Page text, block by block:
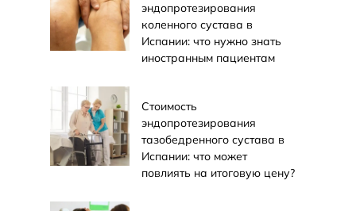
эндопротезирования
коленного сустава в
Испании: что нужно знать
иностранным пациентам
Стоимость
эндопротезирования
тазобедренного сустава в
Испании: что может
повлиять на итоговую цену?